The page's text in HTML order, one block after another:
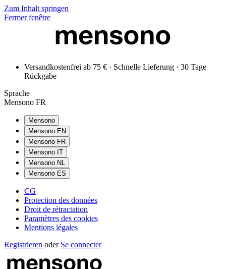
Zum Inhalt springen
Fermer fenêtre
Versandkostenfrei ab 75 € · Schnelle Lieferung · 30 Tage
Rückgabe
Sprache
Mensono FR
Mensono
Mensono EN
Mensono FR
Mensono IT
Mensono NL
Mensono ES
CG
Protection des données
Droit de rétractation
Paramètres des cookies
Mentions légales
Registrieren oder Se connecter